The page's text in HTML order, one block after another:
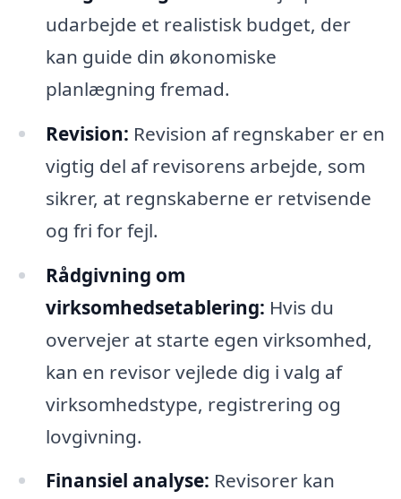
udarbejde et realistisk budget, der
kan guide din økonomiske
planlægning fremad.
Revision: Revision af regnskaber er en
vigtig del af revisorens arbejde, som
sikrer, at regnskaberne er retvisende
og fri for fejl.
Rådgivning om
virksomhedsetablering: Hvis du
overvejer at starte egen virksomhed,
kan en revisor vejlede dig i valg af
virksomhedstype, registrering og
lovgivning.
Finansiel analyse: Revisorer kan